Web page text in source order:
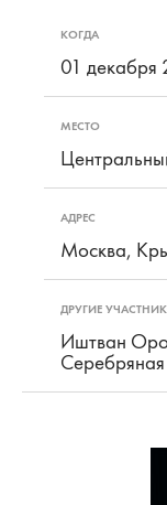
КОГДА
01 декабря
МЕСТО
АДРЕС
Москва,
ДРУГИЕ
Иштван
Серебряная